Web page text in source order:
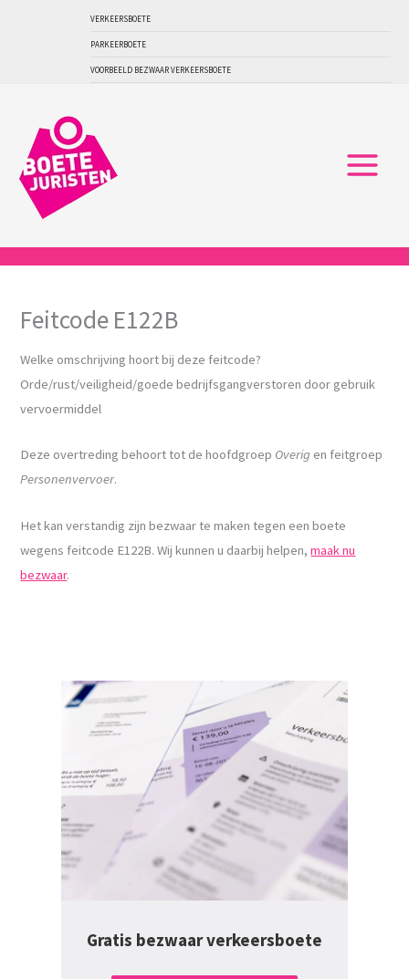
VERKEERSBOETE
PARKEERBOETE
VOORBEELD BEZWAAR VERKEERSBOETE
Feitcode E122B
Welke omschrijving hoort bij deze feitcode?
Orde/rust/veiligheid/goede bedrijfsgangverstoren door gebruik
vervoermiddel
Deze overtreding behoort tot de hoofdgroep Overig en feitgroep
Personenvervoer.
Het kan verstandig zijn bezwaar te maken tegen een boete
wegens feitcode E122B. Wij kunnen u daarbij helpen,maak nu
bezwaar.
Gratis bezwaar verkeersboete